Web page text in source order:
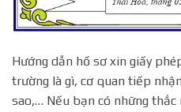
Hướng dẫn hồ sơ xin giấy
trường là gì, cơ quan tiếp
sao,… Nếu bạn có những thắc